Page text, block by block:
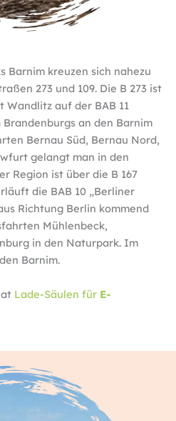
Barnim kreuzen sich nahezu
273 und 109. Die B 273 ist
auf der BAB 11
Brandenburgs an den Barnim
Bernau Süd, Bernau Nord,
gelangt man in den
Region ist über die B 167
die BAB 10 „Berliner
Richtung Berlin kommend
Mühlenbeck,
in den Naturpark. Im
Barnim.
Lade-Säulen für E-